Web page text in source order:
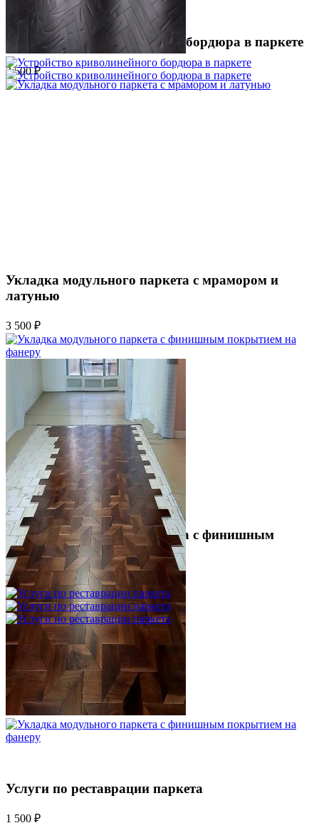
Устройство криволинейного бордюра в паркете
2 500 ₽
Укладка модульного паркета с мрамором и
латунью
3 500 ₽
Укладка модульного паркета с финишным
покрытием на фанеру
3 600 ₽
Услуги по реставрации паркета
1 500 ₽